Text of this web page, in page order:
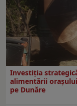
Investiția
alimentării
pe Dunăre